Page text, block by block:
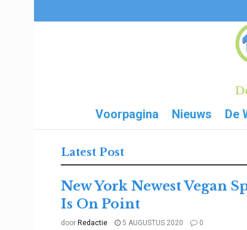
Voorpagina Nieuws De
Latest Post
New York Newest Vegan
Is On Point
door Redactie 5 AUGUSTUS 2020 0